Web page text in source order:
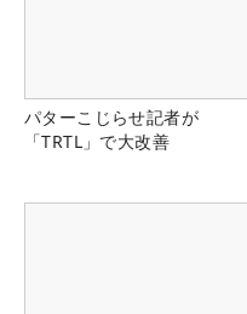
パターこじらせ記者が
「TRTL」で大改善